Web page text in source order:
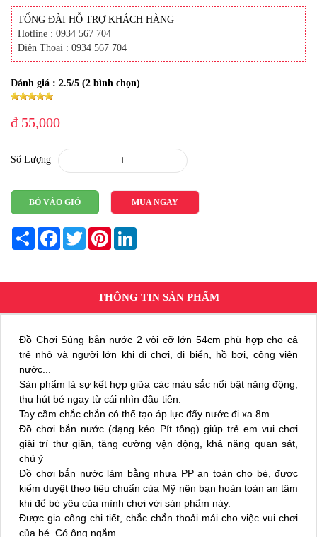
TỔNG ĐÀI HỖ TRỢ KHÁCH HÀNG
Hotline : 0934 567 704
Điện Thoại : 0934 567 704
Đánh giá : 2.5/5 (2 bình chọn)
₫ 55,000
Số Lượng
BỎ VÀO GIỎ MUA NGAY
Share FacebookTwitterPinterest
THÔNG TIN SẢN PHẨM
Đồ Chơi Súng bắn nước 2 vòi cỡ lớn 54cm phù hợp cho cả
trẻ nhỏ và người lớn khi đi chơi, đi biển, hồ bơi, công viên
nước...
Sản phẩm là sự kết hợp giữa các màu sắc nổi bật năng động,
thu hút bé ngay từ cái nhìn đầu tiên.
Tay cầm chắc chắn có thể tạo áp lực đẩy nước đi xa 8m
Đồ chơi bắn nước (dạng kéo Pít tông) giúp trẻ em vui chơi
giải trí thư giãn, tăng cường vận động, khả năng quan sát,
chú ý
Đồ chơi bắn nước làm bằng nhựa PP an toàn cho bé, được
kiểm duyệt theo tiêu chuẩn của Mỹ nên bạn hoàn toàn an tâm
khi để bé yêu của mình chơi với sản phẩm này.
Được gia công chi tiết, chắc chắn thoải mái cho việc vui chơi
của bé. Có ông ngắm.